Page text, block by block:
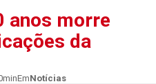
anos morre
da
EmNotícias